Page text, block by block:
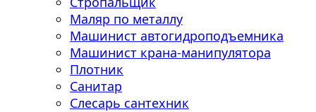
Маляр по металлу
Машинист автогидроподъемника
Машинист крана-манипулятора
Плотник
Санитар
Слесарь сантехник